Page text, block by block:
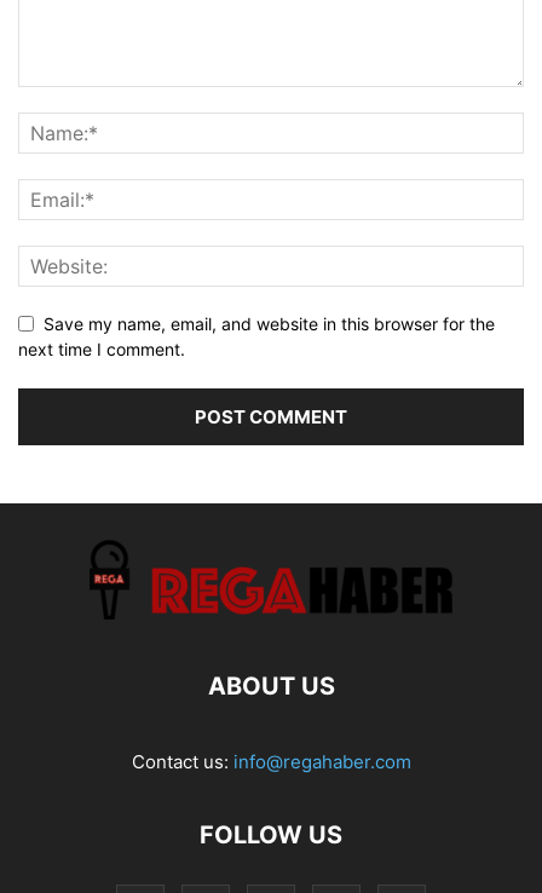
Save my name, email, and website in this browser for the
next time I comment.
ABOUT US
Contact us: info@regahaber.com
FOLLOW US